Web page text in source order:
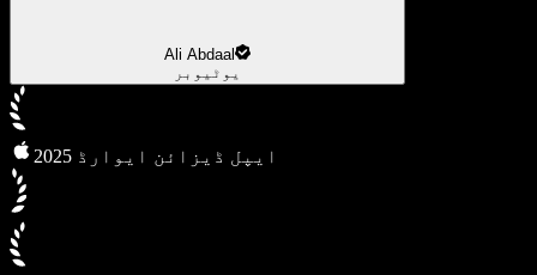
Ali Abdaal
یوٹیوبر
2025 ایپل ڈیزائن ایوارڈ